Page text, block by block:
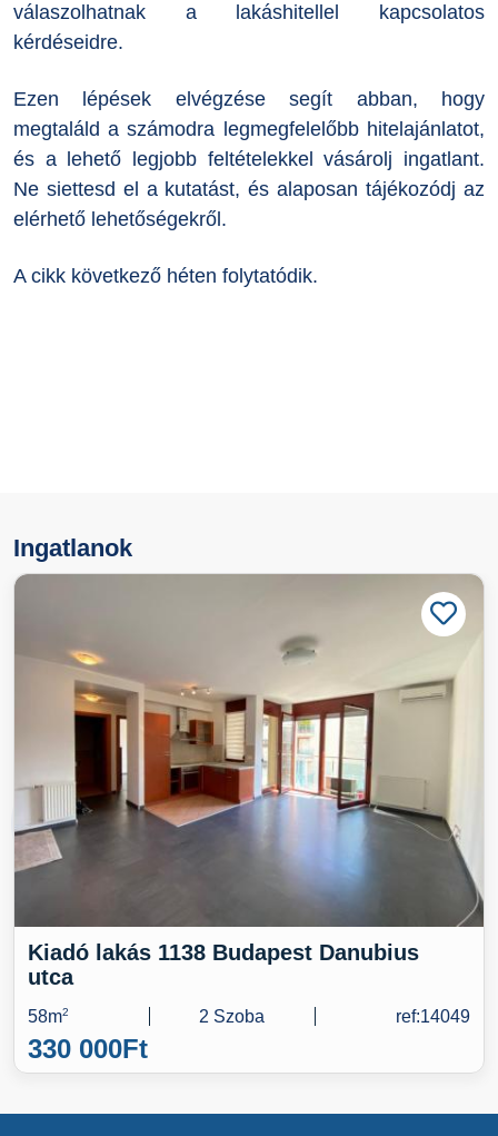
válaszolhatnak a lakáshitellel kapcsolatos
kérdéseidre.
Ezen lépések elvégzése segít abban, hogy
megtaláld a számodra legmegfelelőbb hitelajánlatot,
és a lehető legjobb feltételekkel vásárolj ingatlant.
Ne siettesd el a kutatást, és alaposan tájékozódj az
elérhető lehetőségekről.
A cikk következő héten folytatódik.
Ingatlanok
Kiadó lakás 1138 Budapest Danubius
utca
58m2 2 Szoba ref:14049
330 000Ft